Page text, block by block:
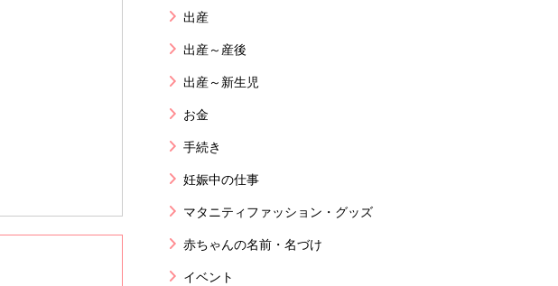
出産
出産～産後
出産～新生児
お金
手続き
妊娠中の仕事
マタニティファッション・グッズ
赤ちゃんの名前・名づけ
イベント